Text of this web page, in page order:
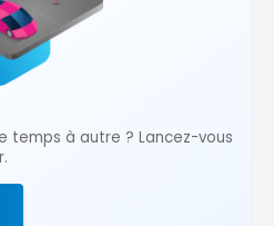
temps à autre ? Lancez-vous